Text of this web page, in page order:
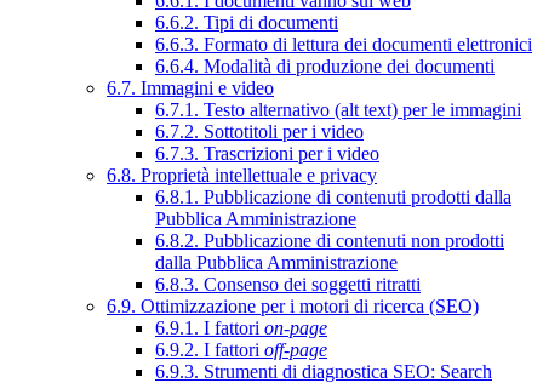
6.6.2. Tipi di documenti
6.6.3. Formato di lettura dei documenti elettronici
6.6.4. Modalità di produzione dei documenti
6.7. Immagini e video
6.7.1. Testo alternativo (alt text) per le immagini
6.7.2. Sottotitoli per i video
6.7.3. Trascrizioni per i video
6.8. Proprietà intellettuale e privacy
6.8.1. Pubblicazione di contenuti prodotti dalla
Pubblica Amministrazione
6.8.2. Pubblicazione di contenuti non prodotti
dalla Pubblica Amministrazione
6.8.3. Consenso dei soggetti ritratti
6.9. Ottimizzazione per i motori di ricerca (SEO)
6.9.1. I fattori on-page
6.9.2. I fattori off-page
6.9.3. Strumenti di diagnostica SEO: Search